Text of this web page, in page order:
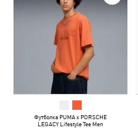
Футболка PUMA x PORSCHE
LEGACY Lifestyle Tee Men